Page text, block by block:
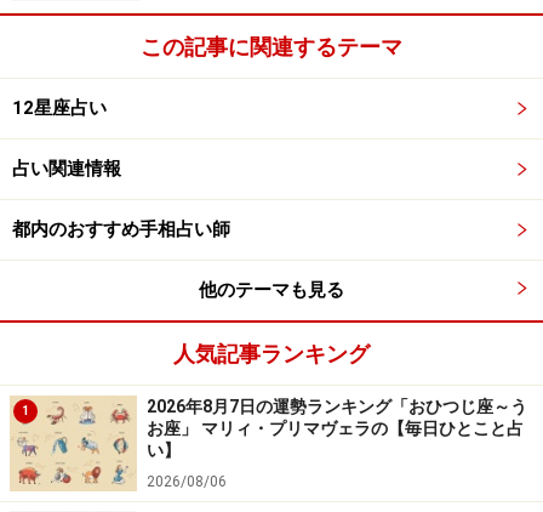
この記事に関連するテーマ
12星座占い
占い関連情報
都内のおすすめ手相占い師
他のテーマも見る
人気記事ランキング
1
2026年8月7日の運勢ランキング「おひつじ座～う
お座」 マリィ・プリマヴェラの【毎日ひとこと占
い】
2026/08/06